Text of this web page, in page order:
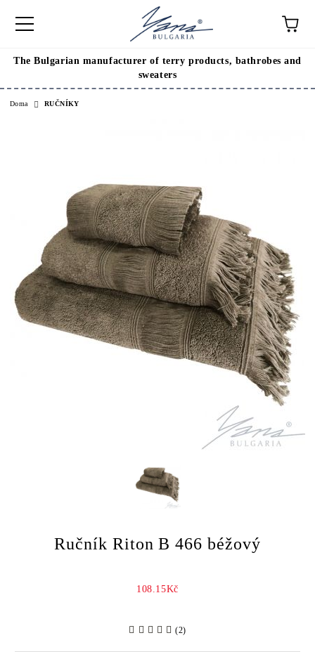
The Bulgarian manufacturer of terry products, bathrobes and
sweaters
Doma RUČNÍKY
Ručník Riton B 466 béžový
108.15Kč
(2)